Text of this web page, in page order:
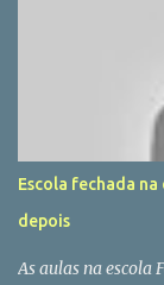
Escola fechada
depois
As aulas na escola